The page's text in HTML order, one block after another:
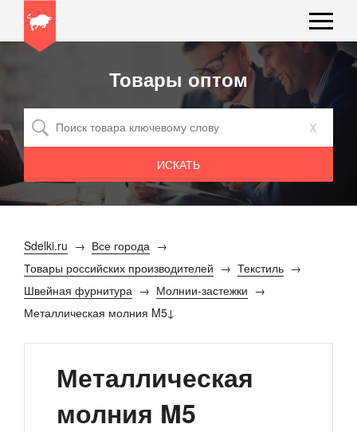
Товары оптом
x
Sdelki.ru
Все города
Товары российских производителей
Текстиль
Швейная фурнитура
Молнии-застежки
Металлическая молния M5
Металлическая
молния M5